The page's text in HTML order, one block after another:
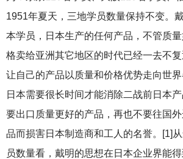
1951年夏天，三地学员数量保持不变。
本学员，日本生产的任何产品，不管质
格卖给亚洲其它地区的时代已经一去不
让自己的产品以质量和价格优势走向世界
日本需要很长时间才能消除二战前日本
要出口质量更好的产品，再也不要往国
品而损害日本制造商和工人的名誉。[1]
员数量看，戴明的思想在日本企业界能